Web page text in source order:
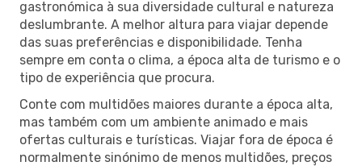
gastronómica à sua diversidade cultural e natureza
deslumbrante. A melhor altura para viajar depende
das suas preferências e disponibilidade. Tenha
sempre em conta o clima, a época alta de turismo e o
tipo de experiência que procura.
Conte com multidões maiores durante a época alta,
mas também com um ambiente animado e mais
ofertas culturais e turísticas. Viajar fora de época é
normalmente sinónimo de menos multidões, preços